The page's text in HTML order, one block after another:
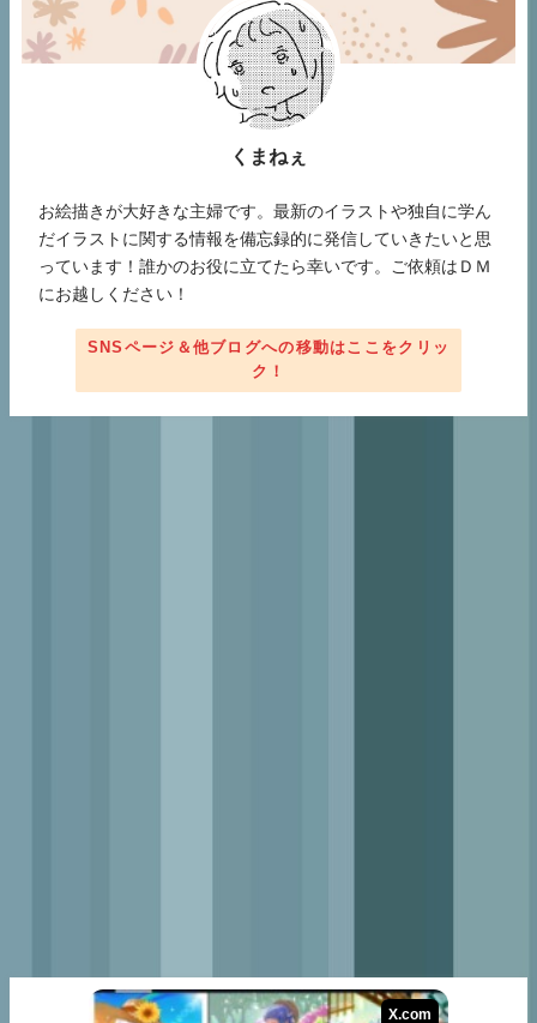
くまねぇ
お絵描きが大好きな主婦です。最新のイラストや独自に学ん
だイラストに関する情報を備忘録的に発信していきたいと思
っています！誰かのお役に立てたら幸いです。ご依頼はＤＭ
にお越しください！
SNSページ＆他ブログへの移動はここをクリッ
ク！
X.com